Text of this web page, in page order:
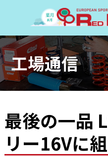
ホーム
トピックス
レッドポイントパーツ
工場通信
最後の一品
リー16Vに